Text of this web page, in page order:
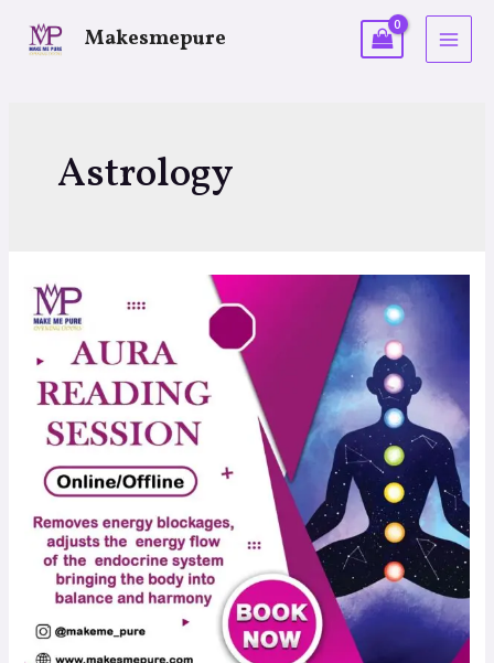
Makesmepure
Astrology